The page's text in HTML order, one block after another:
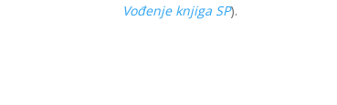
Vođenje knjiga SP).